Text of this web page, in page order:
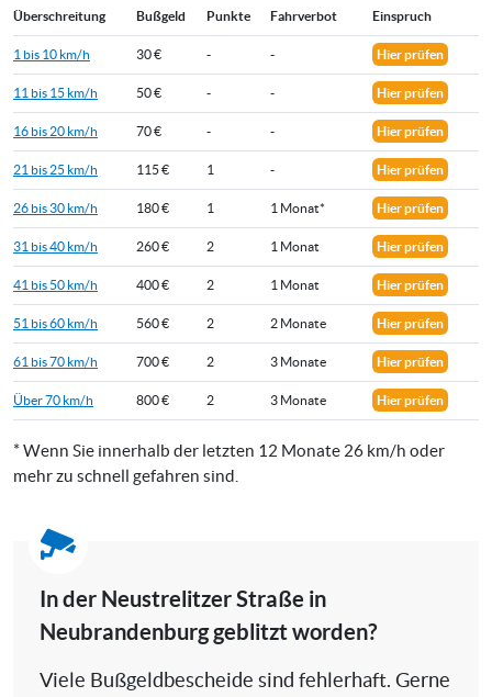
Überschreitung Bußgeld Punkte Fahrverbot Einspruch
1 bis 10 km/h 30 € - - Hier prüfen
11 bis 15 km/h 50 € - - Hier prüfen
16 bis 20 km/h 70 € - - Hier prüfen
21 bis 25 km/h 115 € 1 - Hier prüfen
26 bis 30 km/h 180 € 1 1 Monat* Hier prüfen
31 bis 40 km/h 260 € 2 1 Monat Hier prüfen
41 bis 50 km/h 400 € 2 1 Monat Hier prüfen
51 bis 60 km/h 560 € 2 2 Monate Hier prüfen
61 bis 70 km/h 700 € 2 3 Monate Hier prüfen
Über 70 km/h 800 € 2 3 Monate Hier prüfen
* Wenn Sie innerhalb der letzten 12 Monate 26 km/h oder
mehr zu schnell gefahren sind.
In der Neustrelitzer Straße in
Neubrandenburg geblitzt worden?
Viele Bußgeldbescheide sind fehlerhaft. Gerne